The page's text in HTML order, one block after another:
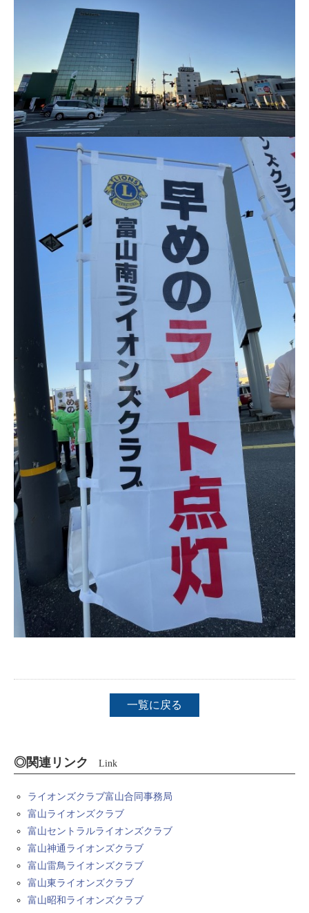
一覧に戻る
◎関連リンク Link
ライオンズクラブ富山合同事務局
富山ライオンズクラブ
富山セントラルライオンズクラブ
富山神通ライオンズクラブ
富山雷鳥ライオンズクラブ
富山東ライオンズクラブ
富山昭和ライオンズクラブ